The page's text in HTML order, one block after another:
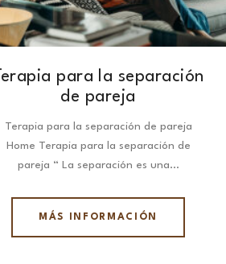
Terapia para la separación
de pareja
Terapia para la separación de pareja
Home Terapia para la separación de
pareja “ La separación es una…
MÁS INFORMACIÓN